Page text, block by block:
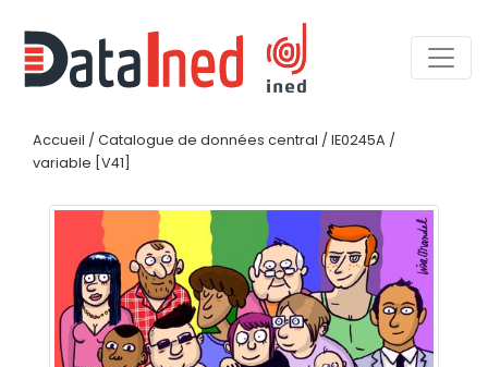
Accueil / Catalogue de données central / IE0245A /
variable [V41]